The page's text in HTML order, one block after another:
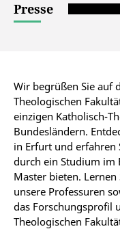
Presse
Wir begrüßen Sie auf
Theologischen
einzigen Katholisch-
Bundesländern.
in Erfurt und erfahren
durch ein Studium im
Master bieten.
unsere Professuren
das Forschungsprofil
Theologischen